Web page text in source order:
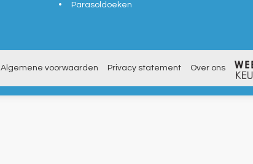
Parasoldoeken
Algemene voorwaarden Privacy statement Over ons